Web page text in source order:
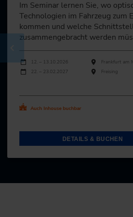
Im Seminar lernen Sie, wo
Technologien im Fahrzeug zum
kommen und welche
zusammengebracht werden
Durchführungen
Veranstaltungsdatum Veranstaltungsort
12. – 13.10.2026
Frankfurt am
22. – 23.02.2027
Freising
Auch Inhouse buchbar
DETAILS & BUCHEN